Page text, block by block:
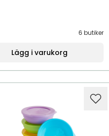
6 butiker
Lägg i varukorg